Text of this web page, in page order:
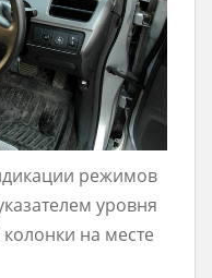
режимов
уровня
на месте